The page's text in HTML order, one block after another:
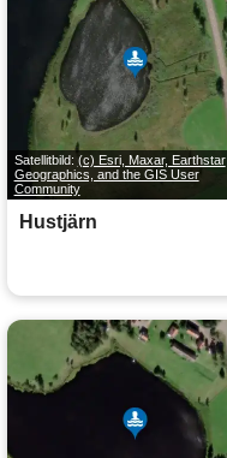
Satellitbild: (c) Esri, Maxar, Earthstar
Geographics, and the GIS User
Community
Hustjärn